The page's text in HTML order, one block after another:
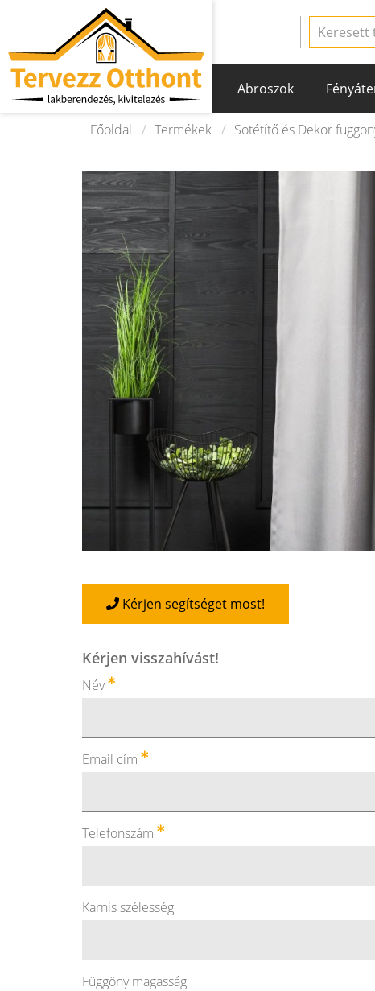
Abroszok
Főoldal Termékek Sötétítő és Dekor
Kérjen segítséget most!
Kérjen visszahívást!
Név
Email cím
Telefonszám
Karnis szélesség
Függöny magasság